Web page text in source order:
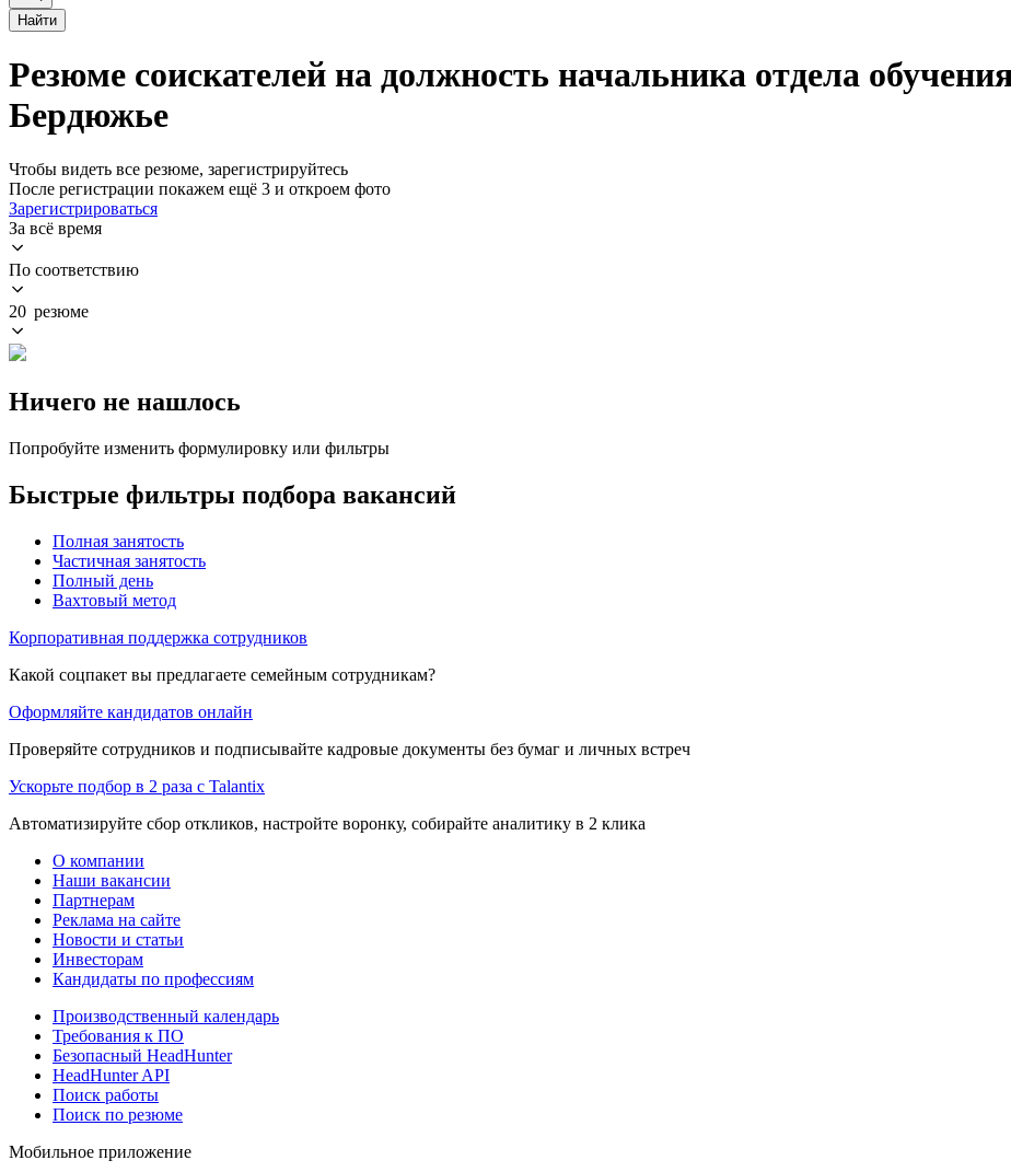
Найти
Резюме соискателей на должность начальника отдела
Бердюжье
Чтобы видеть все резюме, зарегистрируйтесь
После регистрации покажем ещё 3 и откроем фото
Зарегистрироваться
За всё время
По соответствию
20 резюме
Ничего не нашлось
Попробуйте изменить формулировку или фильтры
Быстрые фильтры подбора вакансий
Полная занятость
Частичная занятость
Полный день
Вахтовый метод
Корпоративная поддержка сотрудников
Какой соцпакет вы предлагаете семейным сотрудникам?
Оформляйте кандидатов онлайн
Проверяйте сотрудников и подписывайте кадровые документы без бумаг и личных встреч
Ускорьте подбор в 2 раза с Talantix
Автоматизируйте сбор откликов, настройте воронку, собирайте аналитику в 2 клика
О компании
Наши вакансии
Партнерам
Реклама на сайте
Новости и статьи
Инвесторам
Кандидаты по профессиям
Производственный календарь
Требования к ПО
Безопасный HeadHunter
HeadHunter API
Поиск работы
Поиск по резюме
Мобильное приложение